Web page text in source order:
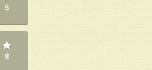
5
8